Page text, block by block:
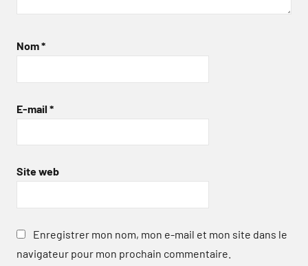
Nom*
E-mail *
Site web
Enregistrer mon nom, mon e-mail et mon site dans le
navigateur pour mon prochain commentaire.